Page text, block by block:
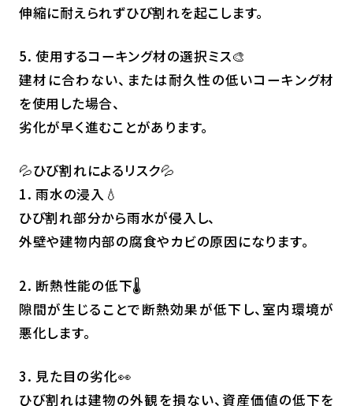
伸縮に耐えられずひび割れを起こします。
5. 使用するコーキング材の選択ミス🎨
建材に合わない、または耐久性の低いコーキング材
を使用した場合、
劣化が早く進むことがあります。
💦ひび割れによるリスク💦
1. 雨水の浸入💧
ひび割れ部分から雨水が侵入し、
外壁や建物内部の腐食やカビの原因になります。
2. 断熱性能の低下🌡️
隙間が生じることで断熱効果が低下し、室内環境が
悪化します。
3. 見た目の劣化👀
ひび割れは建物の外観を損ない、資産価値の低下を